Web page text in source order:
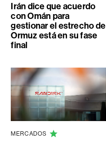
Irán dice que acuerdo
con Omán para
gestionar el estrecho de
Ormuz está en su fase
final
MERCADOS